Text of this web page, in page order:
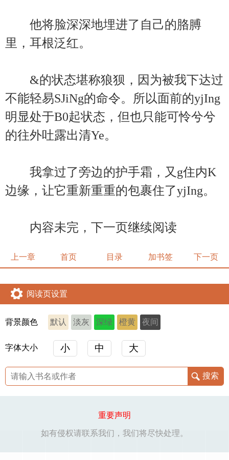
他将脸深深地埋进了自己的胳膊
里，耳根泛红。
&的状态堪称狼狈，因为被我下达过
不能轻易SJiNg的命令。所以面前的yjIng
明显处于B0起状态，但也只能可怜兮兮
的往外吐露出清Ye。
我拿过了旁边的护手霜，又g住内K
边缘，让它重新重重的包裹住了yjIng。
内容未完，下一页继续阅读
上一章 首页 目录 加书签 下一页
阅读页设置
背景颜色 默认 淡灰 深绿 橙黄 夜间
字体大小 小 中 大
重要声明
如有侵权请联系我们，我们将尽快处理。